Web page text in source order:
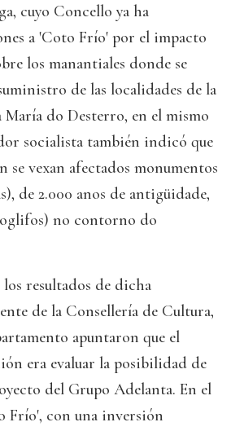
cuyo Concello ya ha
a 'Coto Frío' por el impacto
los manantiales donde se
de las localidades de la
María do Desterro, en el mismo
socialista también indicó que
se vexan afectados monumentos
de 2.000 anos de antigüidade,
no contorno do
resultados de dicha
de la Consellería de Cultura,
apuntaron que el
era evaluar la posibilidad de
del Grupo Adelanta. En el
Frío', con una inversión